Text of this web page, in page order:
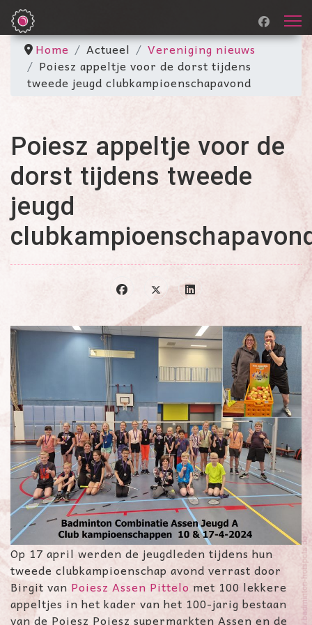
Home Actueel
Vereniging nieuws
Poiesz appeltje voor de dorst tijdens
tweede jeugd clubkampioenschapavond
Poiesz appeltje voor de
dorst tijdens tweede
jeugd
Op 17 april werden de jeugdleden tijdens hun
tweede clubkampioenschap avond verrast door
Birgit van Poiesz Assen Pittelo met 100 lekkere
appeltjes in het kader van het 100-jarig bestaan
van de Poiesz Poiesz supermarkten Assen en de